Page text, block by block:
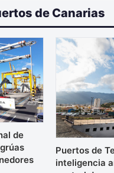
de Canarias
de
Puertos de
inteligencia